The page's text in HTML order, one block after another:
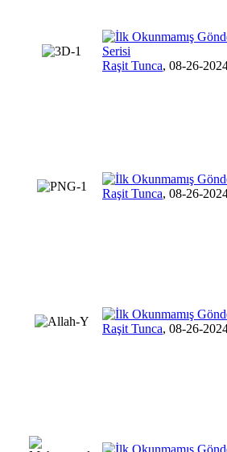
Serisi
Raşit Tunca, 08-26-
Raşit Tunca, 08-26-
Raşit Tunca, 08-26-